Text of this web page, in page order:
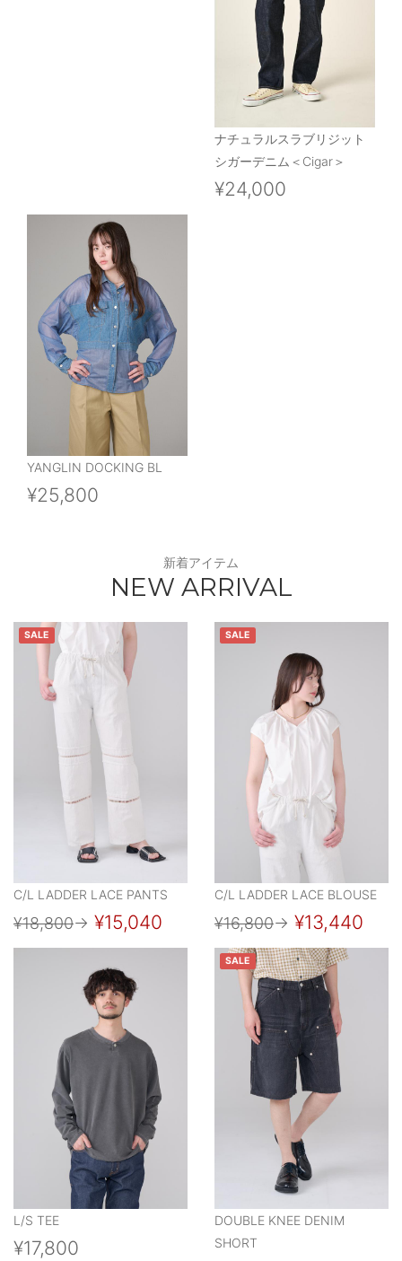
ナチュラルスラブリジット
シガーデニム＜Cigar＞
¥24,000
YANGLIN DOCKING BL
¥25,800
新着アイテム
NEW ARRIVAL
SALE
C/L LADDER LACE PANTS
¥18,800→ ¥15,040
SALE
C/L LADDER LACE BLOUSE
¥16,800→ ¥13,440
L/S TEE
¥17,800
SALE
DOUBLE KNEE DENIM
SHORT